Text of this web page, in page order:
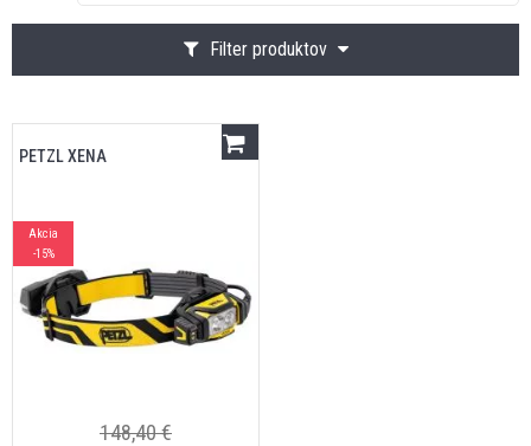
Filter produktov
PETZL XENA
Akcia
-15%
148,40 €